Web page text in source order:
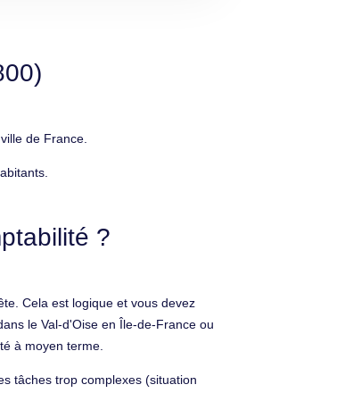
de France.
?
Cela est logique et vous devez
le Val-d'Oise en Île-de-France ou
à moyen terme.
tâches trop complexes (situation